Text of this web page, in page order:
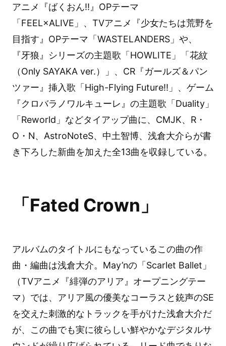
アニメ『ばくおん!!』OPテーマ
「FEEL×ALIVE」、TVアニメ『少女たちは荒野を
目指す』OPテーマ「WASTELANDERS」や、
『牙狼』シリーズの主題歌「HOWLITE」「花紋
（Only SAYAKA ver.）」、CR『ガールズ＆パン
ツァー』挿入歌「High-Flying Future!!」、ゲーム
『クロバラノワルキューレ』の主題歌「Duality」
「Reworld」などタイアップ曲に、CMJK、R・
O・N、AstroNoteS、中土智博、浅倉大介らが書
き下ろした新曲を加えた全13曲を収録している。
「Fated Crown」
アルバムのタイトルにもなっているこの曲の作
曲・編曲は浅倉大介。May’nの「Scarlet Ballet」
（TVアニメ『緋弾のアリア』オープニングテー
マ）では、アリア風の優美なコーラスと銃声のSE
を交えた刺激的なトラックを手がけた浅倉大介だ
が、この曲でも実に彼らしい鮮やかなデジタルサ